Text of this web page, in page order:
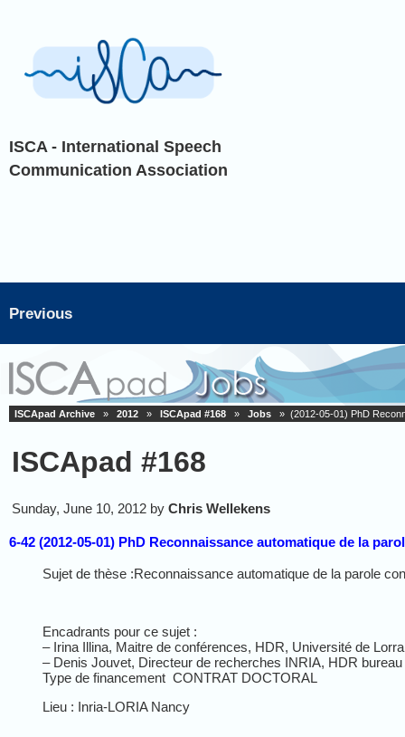
ISCA - International Speech
Communication Association
Previous
ISCApad Archive » 2012 » ISCApad #168 » Jobs » (2012-05-01) PhD
ISCApad #168
Sunday, June 10, 2012 by Chris Wellekens
6-42 (2012-05-01) PhD Reconnaissance automatique de la
Sujet de thèse :Reconnaissance automatique de la parole
Encadrants pour ce sujet :
– Irina Illina, Maitre de conférences, HDR, Université de
– Denis Jouvet, Directeur de recherches INRIA, HDR
Type de financement CONTRAT DOCTORAL
Lieu : Inria-LORIA Nancy